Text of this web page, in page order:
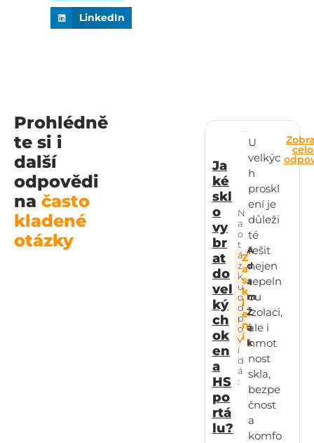
LinkedIn
Prohlédně
te si i
další
odpovědi
na často
kladené
otázky
Ja
ké
skl
o
vy
br
at
do
vel
ký
ch
ok
en
a
HS
po
rtá
lu?
Z
a
s
k
l
e
n
í
N
a
o
t
á
z
k
u
o
d
p
o
v
í
d
á
:
A
d
a
m
Ž
á
k
U
velkýc
h
proskl
ení je
důleži
té
řešit
nejen
tepeln
ou
izolaci,
ale i
hmot
nost
skla,
bezpe
čnost
a
komfo